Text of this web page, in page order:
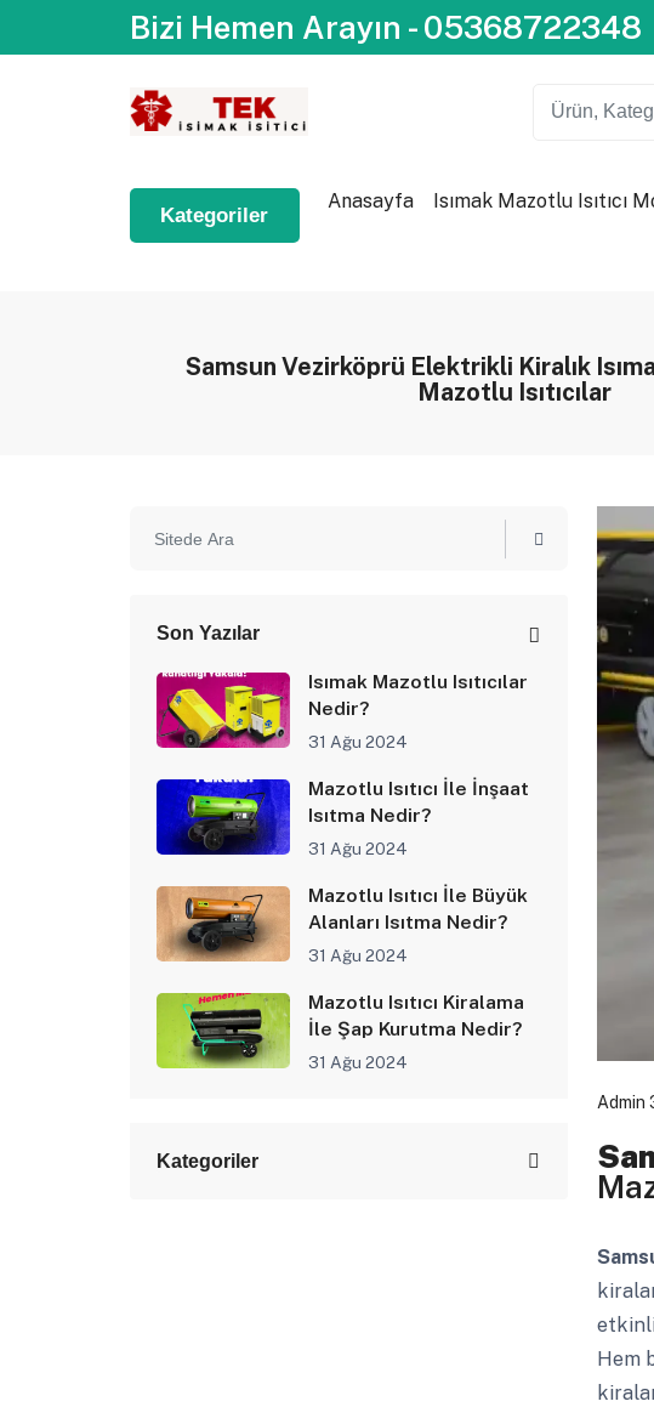
Bizi Hemen Arayın - 05368722348
Kategoriler
Anasayfa Isımak Mazotlu Isıtıcı
Samsun Vezirköprü Elektrikli Kiralık
Mazotlu Isıtıcılar
Son Yazılar
Isımak Mazotlu Isıtıcılar
Nedir?
31 Ağu 2024
Mazotlu Isıtıcı İle İnşaat
Isıtma Nedir?
31 Ağu 2024
Mazotlu Isıtıcı İle Büyük
Alanları Isıtma Nedir?
31 Ağu 2024
Mazotlu Isıtıcı Kiralama
İle Şap Kurutma Nedir?
31 Ağu 2024
Kategoriler
Admin
Hem